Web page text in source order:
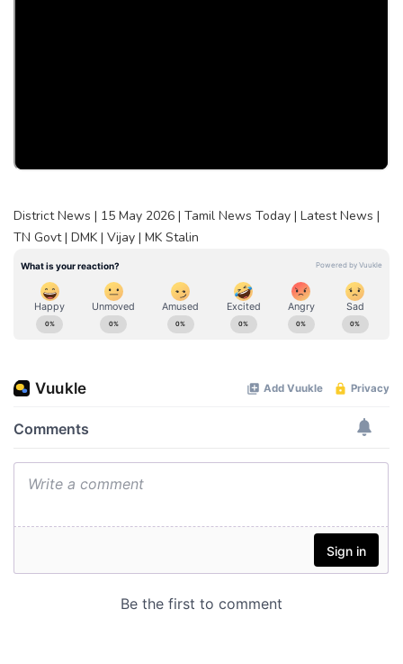
District News | 15 May 2026 | Tamil News Today | Latest News |
TN Govt | DMK | Vijay | MK Stalin